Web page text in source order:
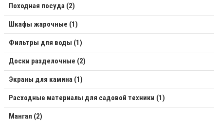
Походная посуда (2)
Шкафы жарочные (1)
Фильтры для воды (1)
Доски разделочные (2)
Экраны для камина (1)
Расходные материалы для садовой техники (1)
Мангал (2)